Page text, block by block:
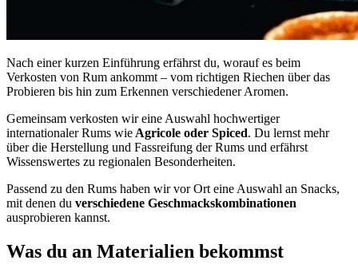
Nach einer kurzen Einführung erfährst du, worauf es beim
Verkosten von Rum ankommt – vom richtigen Riechen über das
Probieren bis hin zum Erkennen verschiedener Aromen.
Gemeinsam verkosten wir eine Auswahl hochwertiger
internationaler Rums wie Agricole oder Spiced. Du lernst mehr
über die Herstellung und Fassreifung der Rums und erfährst
Wissenswertes zu regionalen Besonderheiten.
Passend zu den Rums haben wir vor Ort eine Auswahl an Snacks,
mit denen du verschiedene Geschmackskombinationen
ausprobieren kannst.
Was du an Materialien bekommst